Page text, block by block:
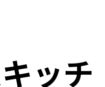
ッチ